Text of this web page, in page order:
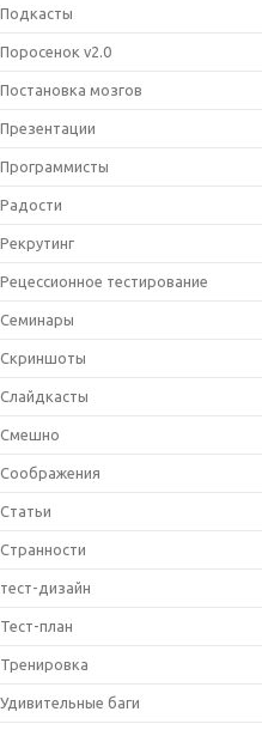
Подкасты
Поросенок v2.0
Постановка мозгов
Презентации
Программисты
Радости
Рекрутинг
Рецессионное тестирование
Семинары
Скриншоты
Слайдкасты
Смешно
Соображения
Статьи
Странности
тест-дизайн
Тест-план
Тренировка
Удивительные баги